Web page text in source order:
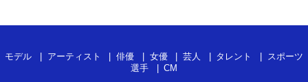
モデル アーティスト 俳優 女優 芸人 タレント
スポーツ
選手
CM